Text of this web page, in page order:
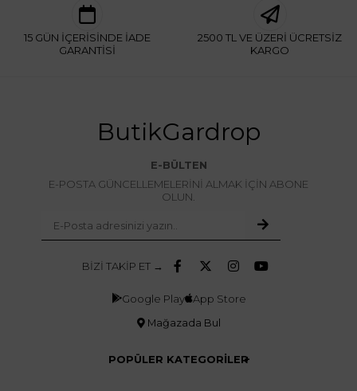
15 GÜN İÇERİSİNDE İADE
GARANTİSİ
2500 TL VE ÜZERİ ÜCRETSİZ
KARGO
ButikGardrop
E-BÜLTEN
E-POSTA GÜNCELLEMELERİNİ ALMAK İÇİN ABONE
OLUN.
BİZİ TAKİP ET →
Google Play App Store
Mağazada Bul
POPÜLER KATEGORİLER